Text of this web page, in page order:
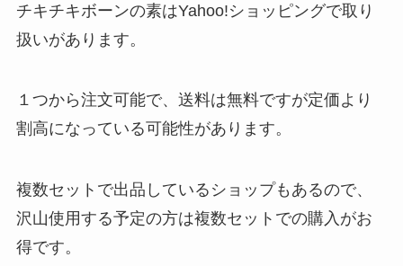
チキチキボーンの素はYahoo!ショッピングで取り
扱いがあります。
１つから注文可能で、送料は無料ですが定価より
割高になっている可能性があります。
複数セットで出品しているショップもあるので、
沢山使用する予定の方は複数セットでの購入がお
得です。